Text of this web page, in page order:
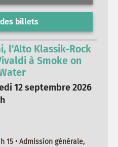
billets
l'Alto Klassik-Rock
à Smoke on
12 septembre 2026
15 • Admission générale,